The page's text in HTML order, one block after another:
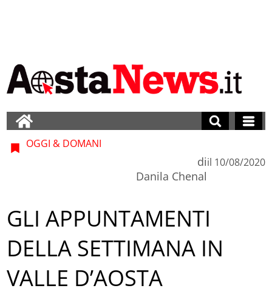
OGGI & DOMANI
di
Danila Chenal
il 10/08/2020
GLI APPUNTAMENTI
DELLA SETTIMANA IN
VALLE D’AOSTA